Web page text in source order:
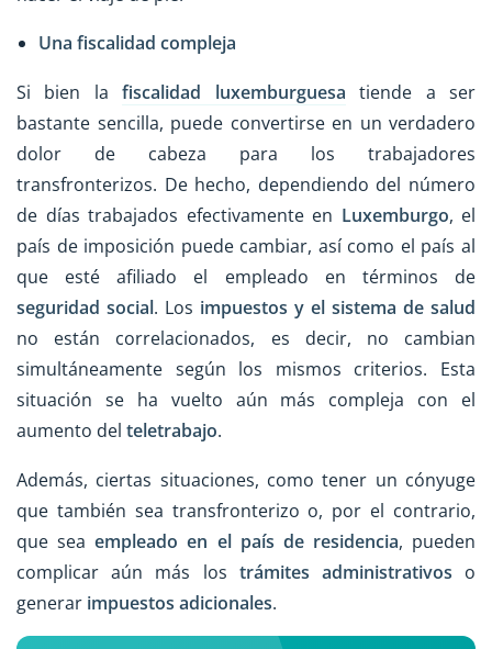
Una fiscalidad compleja
Si bien lafiscalidad luxemburguesa tiende a ser
bastante sencilla, puede convertirse en un verdadero
dolor de cabeza para los trabajadores
transfronterizos. De hecho, dependiendo del número
de días trabajados efectivamente en Luxemburgo, el
país de imposición puede cambiar, así como el país al
que esté afiliado el empleado en términos de
seguridad social. Los impuestos y el sistema de salud
no están correlacionados, es decir, no cambian
simultáneamente según los mismos criterios. Esta
situación se ha vuelto aún más compleja con el
aumento del teletrabajo.
Además, ciertas situaciones, como tener un cónyuge
que también sea transfronterizo o, por el contrario,
que seaempleado en el país de residencia, pueden
complicar aún más los trámites administrativos o
generar impuestos adicionales.